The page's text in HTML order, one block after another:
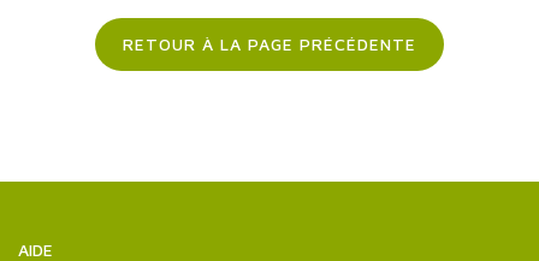
RETOUR À LA PAGE PRÉCÉDENTE
AIDE